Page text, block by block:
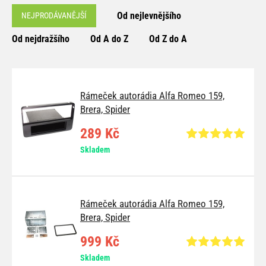
NEJPRODÁVANĚJŠÍ Od nejlevnějšího
Od nejdražšího Od A do Z Od Z do A
Rámeček autorádia Alfa Romeo 159,
Brera, Spider
289 Kč
Skladem
Rámeček autorádia Alfa Romeo 159,
Brera, Spider
999 Kč
Skladem